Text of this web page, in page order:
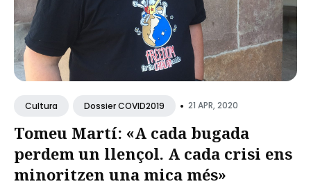
Cultura Dossier COVID2019 • 21 APR, 2020
Tomeu Martí: «A cada bugada
perdem un llençol. A cada crisi ens
minoritzen una mica més»